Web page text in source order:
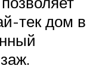
тек дом в